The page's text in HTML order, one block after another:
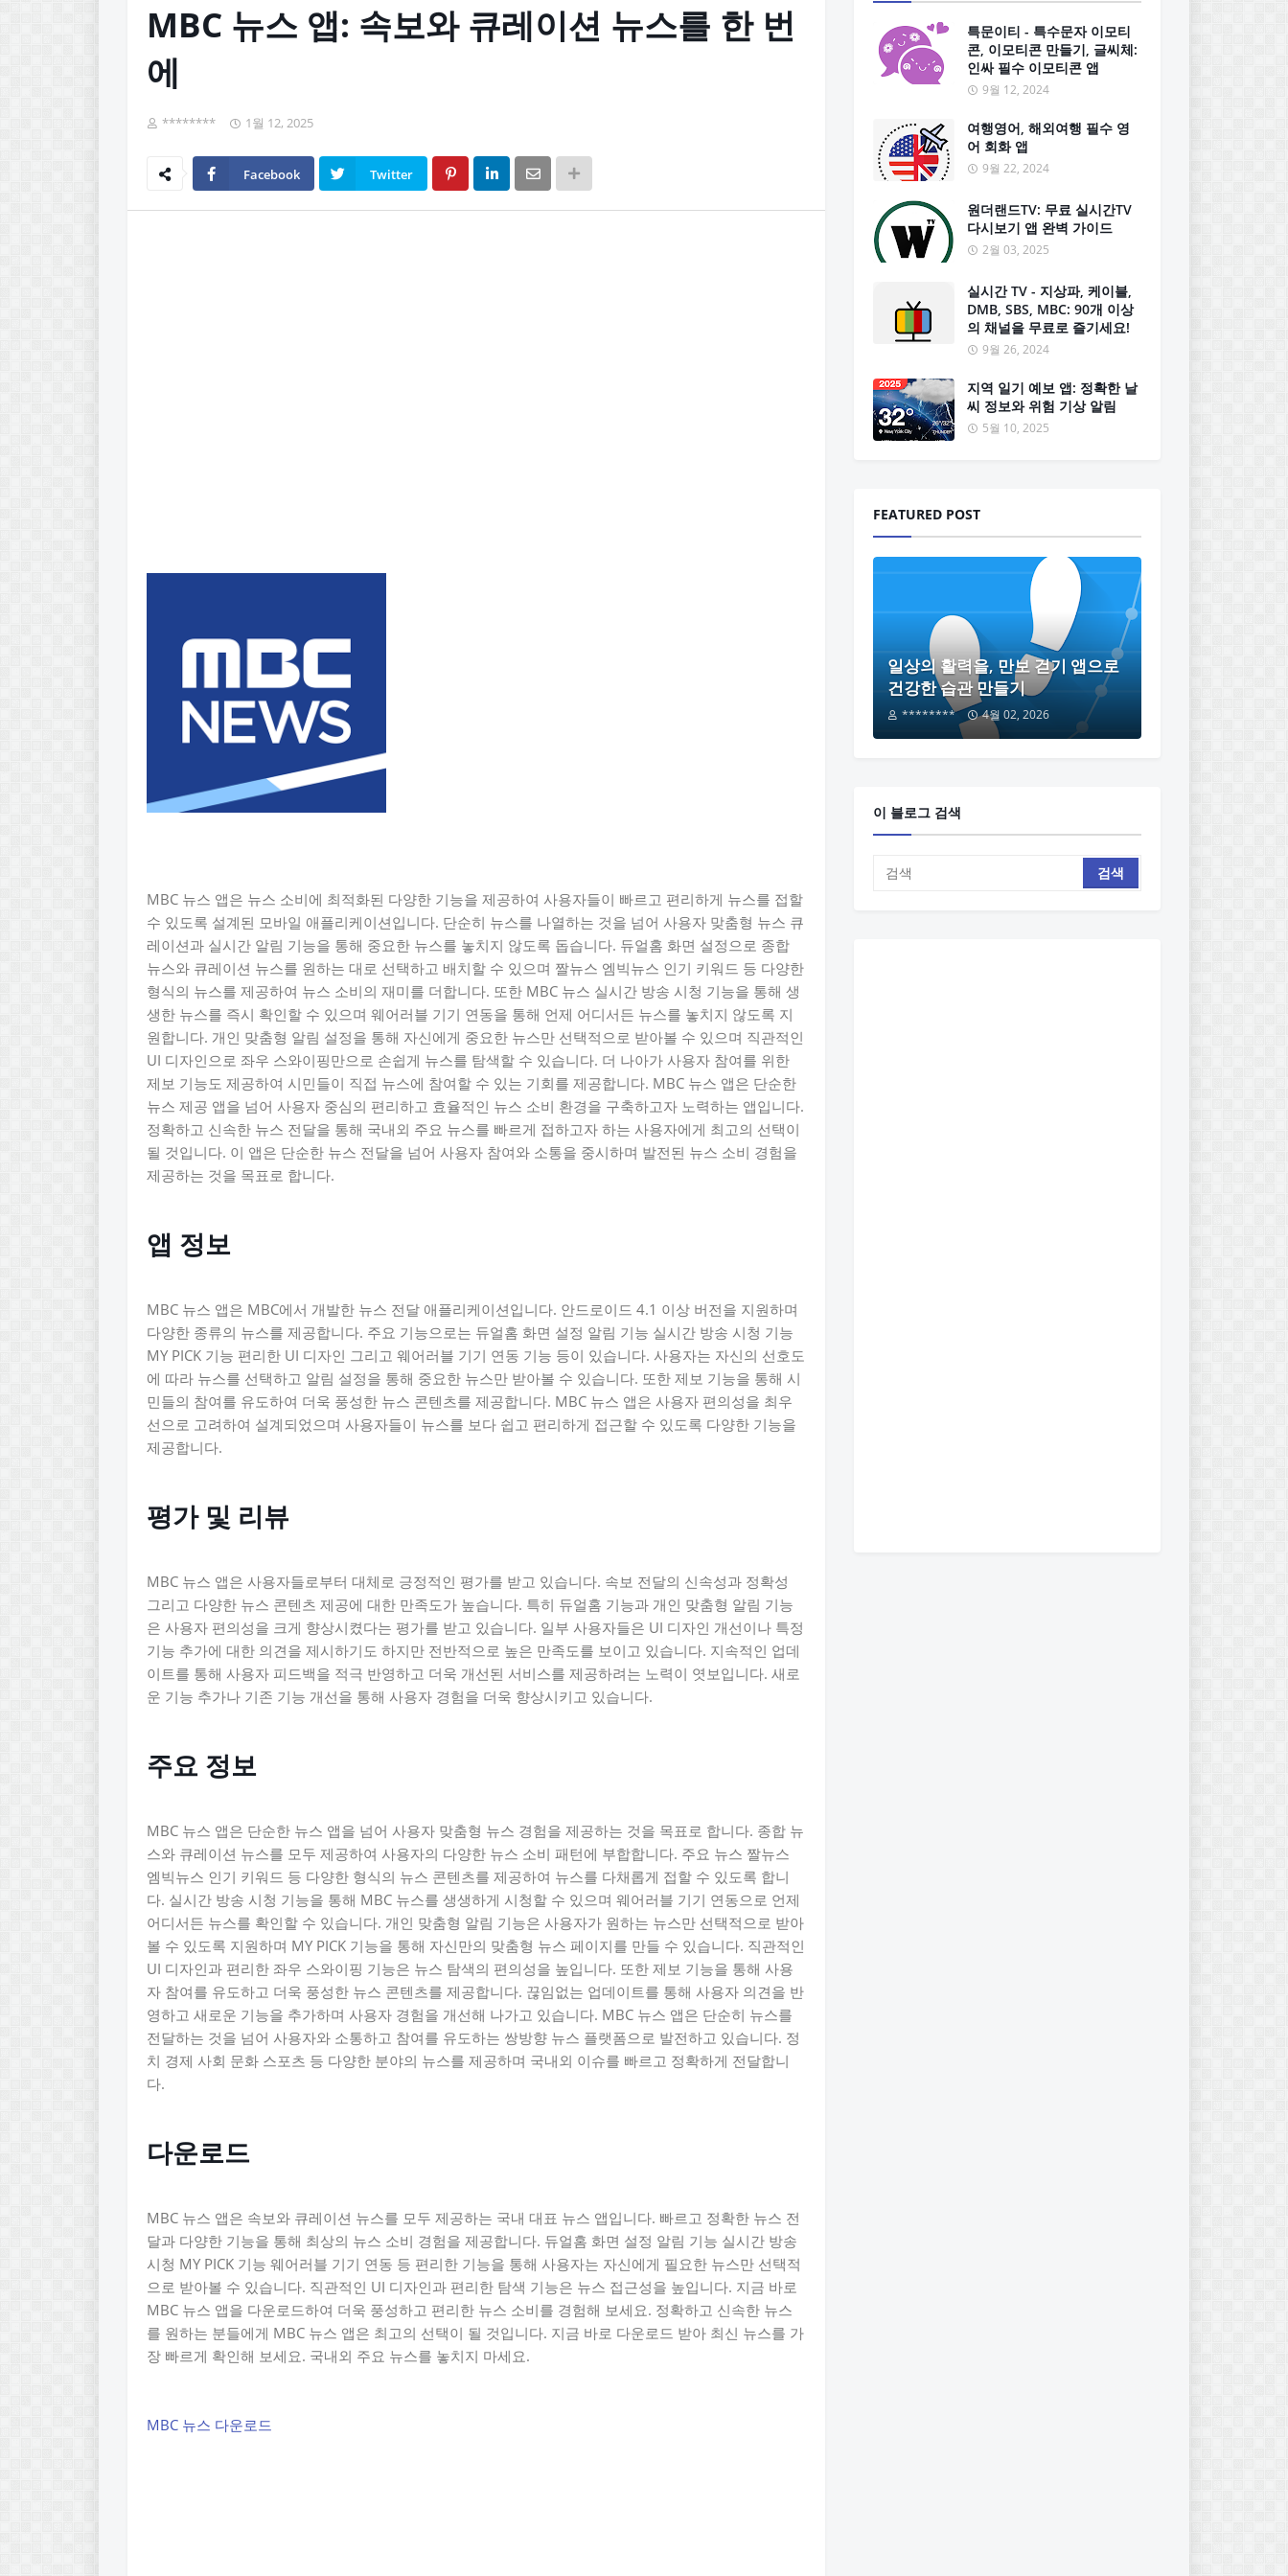
MBC 뉴스 앱: 속보와 큐레이션 뉴스를 한 번
에
******** 1월 12, 2025
Facebook Twitter
MBC 뉴스 앱은 뉴스 소비에 최적화된 다양한 기능을 제공하여 사용자들이 빠르고 편리하게 뉴스를 접할
수 있도록 설계된 모바일 애플리케이션입니다. 단순히 뉴스를 나열하는 것을 넘어 사용자 맞춤형 뉴스 큐
레이션과 실시간 알림 기능을 통해 중요한 뉴스를 놓치지 않도록 돕습니다. 듀얼홈 화면 설정으로 종합
뉴스와 큐레이션 뉴스를 원하는 대로 선택하고 배치할 수 있으며 짤뉴스 엠빅뉴스 인기 키워드 등 다양한
형식의 뉴스를 제공하여 뉴스 소비의 재미를 더합니다. 또한 MBC 뉴스 실시간 방송 시청 기능을 통해 생
생한 뉴스를 즉시 확인할 수 있으며 웨어러블 기기 연동을 통해 언제 어디서든 뉴스를 놓치지 않도록 지
원합니다. 개인 맞춤형 알림 설정을 통해 자신에게 중요한 뉴스만 선택적으로 받아볼 수 있으며 직관적인
UI 디자인으로 좌우 스와이핑만으로 손쉽게 뉴스를 탐색할 수 있습니다. 더 나아가 사용자 참여를 위한
제보 기능도 제공하여 시민들이 직접 뉴스에 참여할 수 있는 기회를 제공합니다. MBC 뉴스 앱은 단순한
뉴스 제공 앱을 넘어 사용자 중심의 편리하고 효율적인 뉴스 소비 환경을 구축하고자 노력하는 앱입니다.
정확하고 신속한 뉴스 전달을 통해 국내외 주요 뉴스를 빠르게 접하고자 하는 사용자에게 최고의 선택이
될 것입니다. 이 앱은 단순한 뉴스 전달을 넘어 사용자 참여와 소통을 중시하며 발전된 뉴스 소비 경험을
제공하는 것을 목표로 합니다.
앱 정보
MBC 뉴스 앱은 MBC에서 개발한 뉴스 전달 애플리케이션입니다. 안드로이드 4.1 이상 버전을 지원하며
다양한 종류의 뉴스를 제공합니다. 주요 기능으로는 듀얼홈 화면 설정 알림 기능 실시간 방송 시청 기능
MY PICK 기능 편리한 UI 디자인 그리고 웨어러블 기기 연동 기능 등이 있습니다. 사용자는 자신의 선호도
에 따라 뉴스를 선택하고 알림 설정을 통해 중요한 뉴스만 받아볼 수 있습니다. 또한 제보 기능을 통해 시
민들의 참여를 유도하여 더욱 풍성한 뉴스 콘텐츠를 제공합니다. MBC 뉴스 앱은 사용자 편의성을 최우
선으로 고려하여 설계되었으며 사용자들이 뉴스를 보다 쉽고 편리하게 접근할 수 있도록 다양한 기능을
제공합니다.
평가 및 리뷰
MBC 뉴스 앱은 사용자들로부터 대체로 긍정적인 평가를 받고 있습니다. 속보 전달의 신속성과 정확성
그리고 다양한 뉴스 콘텐츠 제공에 대한 만족도가 높습니다. 특히 듀얼홈 기능과 개인 맞춤형 알림 기능
은 사용자 편의성을 크게 향상시켰다는 평가를 받고 있습니다. 일부 사용자들은 UI 디자인 개선이나 특정
기능 추가에 대한 의견을 제시하기도 하지만 전반적으로 높은 만족도를 보이고 있습니다. 지속적인 업데
이트를 통해 사용자 피드백을 적극 반영하고 더욱 개선된 서비스를 제공하려는 노력이 엿보입니다. 새로
운 기능 추가나 기존 기능 개선을 통해 사용자 경험을 더욱 향상시키고 있습니다.
주요 정보
MBC 뉴스 앱은 단순한 뉴스 앱을 넘어 사용자 맞춤형 뉴스 경험을 제공하는 것을 목표로 합니다. 종합 뉴
스와 큐레이션 뉴스를 모두 제공하여 사용자의 다양한 뉴스 소비 패턴에 부합합니다. 주요 뉴스 짤뉴스
엠빅뉴스 인기 키워드 등 다양한 형식의 뉴스 콘텐츠를 제공하여 뉴스를 다채롭게 접할 수 있도록 합니
다. 실시간 방송 시청 기능을 통해 MBC 뉴스를 생생하게 시청할 수 있으며 웨어러블 기기 연동으로 언제
어디서든 뉴스를 확인할 수 있습니다. 개인 맞춤형 알림 기능은 사용자가 원하는 뉴스만 선택적으로 받아
볼 수 있도록 지원하며 MY PICK 기능을 통해 자신만의 맞춤형 뉴스 페이지를 만들 수 있습니다. 직관적인
UI 디자인과 편리한 좌우 스와이핑 기능은 뉴스 탐색의 편의성을 높입니다. 또한 제보 기능을 통해 사용
자 참여를 유도하고 더욱 풍성한 뉴스 콘텐츠를 제공합니다. 끊임없는 업데이트를 통해 사용자 의견을 반
영하고 새로운 기능을 추가하며 사용자 경험을 개선해 나가고 있습니다. MBC 뉴스 앱은 단순히 뉴스를
전달하는 것을 넘어 사용자와 소통하고 참여를 유도하는 쌍방향 뉴스 플랫폼으로 발전하고 있습니다. 정
치 경제 사회 문화 스포츠 등 다양한 분야의 뉴스를 제공하며 국내외 이슈를 빠르고 정확하게 전달합니
다.
다운로드
MBC 뉴스 앱은 속보와 큐레이션 뉴스를 모두 제공하는 국내 대표 뉴스 앱입니다. 빠르고 정확한 뉴스 전
달과 다양한 기능을 통해 최상의 뉴스 소비 경험을 제공합니다. 듀얼홈 화면 설정 알림 기능 실시간 방송
시청 MY PICK 기능 웨어러블 기기 연동 등 편리한 기능을 통해 사용자는 자신에게 필요한 뉴스만 선택적
으로 받아볼 수 있습니다. 직관적인 UI 디자인과 편리한 탐색 기능은 뉴스 접근성을 높입니다. 지금 바로
MBC 뉴스 앱을 다운로드하여 더욱 풍성하고 편리한 뉴스 소비를 경험해 보세요. 정확하고 신속한 뉴스
를 원하는 분들에게 MBC 뉴스 앱은 최고의 선택이 될 것입니다. 지금 바로 다운로드 받아 최신 뉴스를 가
장 빠르게 확인해 보세요. 국내외 주요 뉴스를 놓치지 마세요.
MBC 뉴스 다운로드
특문이티 - 특수문자 이모티
콘, 이모티콘 만들기, 글씨체:
인싸 필수 이모티콘 앱
9월 12, 2024
여행영어, 해외여행 필수 영
어 회화 앱
9월 22, 2024
원더랜드TV: 무료 실시간TV
다시보기 앱 완벽 가이드
2월 03, 2025
실시간 TV - 지상파, 케이블,
DMB, SBS, MBC: 90개 이상
의 채널을 무료로 즐기세요!
9월 26, 2024
지역 일기 예보 앱: 정확한 날
씨 정보와 위험 기상 알림
5월 10, 2025
FEATURED POST
일상의 활력을, 만보 걷기 앱으로
건강한 습관 만들기
******** 4월 02, 2026
이 블로그 검색